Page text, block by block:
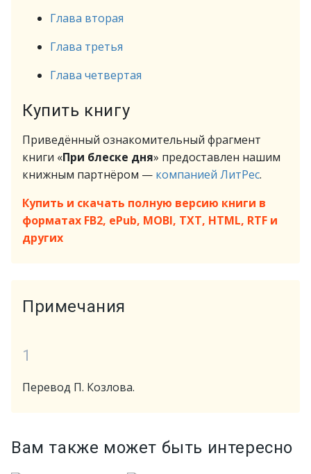
Глава вторая
Глава третья
Глава четвертая
Купить книгу
Приведённый ознакомительный фрагмент
книги «При блеске дня» предоставлен нашим
книжным партнёром — компанией ЛитРес.
Купить и скачать полную версию книги в
форматах FB2, ePub, MOBI, TXT, HTML, RTF и
других
Примечания
1
Перевод П. Козлова.
Вам также может быть интересно